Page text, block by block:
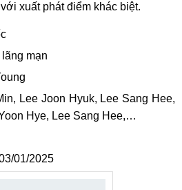
xuất phát điểm khác biệt.
mạn
Lee Joon Hyuk, Lee Sang Hee,
Hye, Lee Sang Hee,…
01/2025